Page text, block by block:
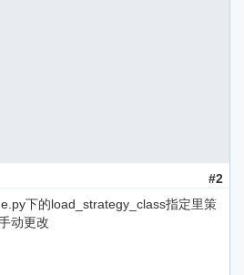
#2
下的load_strategy_class指定里策
动更改